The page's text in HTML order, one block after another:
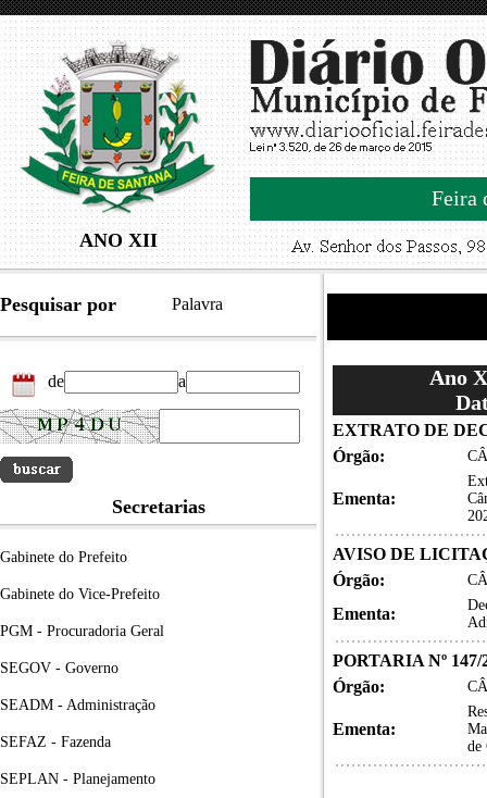
ANO XII
Feira
Pesquisar por Palavra
de a
Secretarias
Gabinete do Prefeito
Gabinete do Vice-Prefeito
PGM - Procuradoria Geral
SEGOV - Governo
SEADM - Administração
SEFAZ - Fazenda
SEPLAN - Planejamento
Ano
EXTRATO DE
Órgão:
Ementa:
AVISO DE
Órgão:
Ementa:
PORTARIA Nº 147/
Órgão:
Ementa:
de